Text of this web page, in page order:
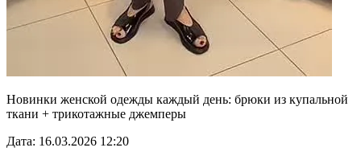
Новинки женской одежды каждый день: брюки из купальной
ткани + трикотажные джемперы
Дата: 16.03.2026 12:20